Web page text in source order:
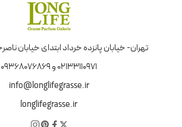
تهران- خیابان پانزده خرداد ابتدای خیابان
02133110971 و 09368076869
info@longlifegrasse.ir
longlifegrasse.ir